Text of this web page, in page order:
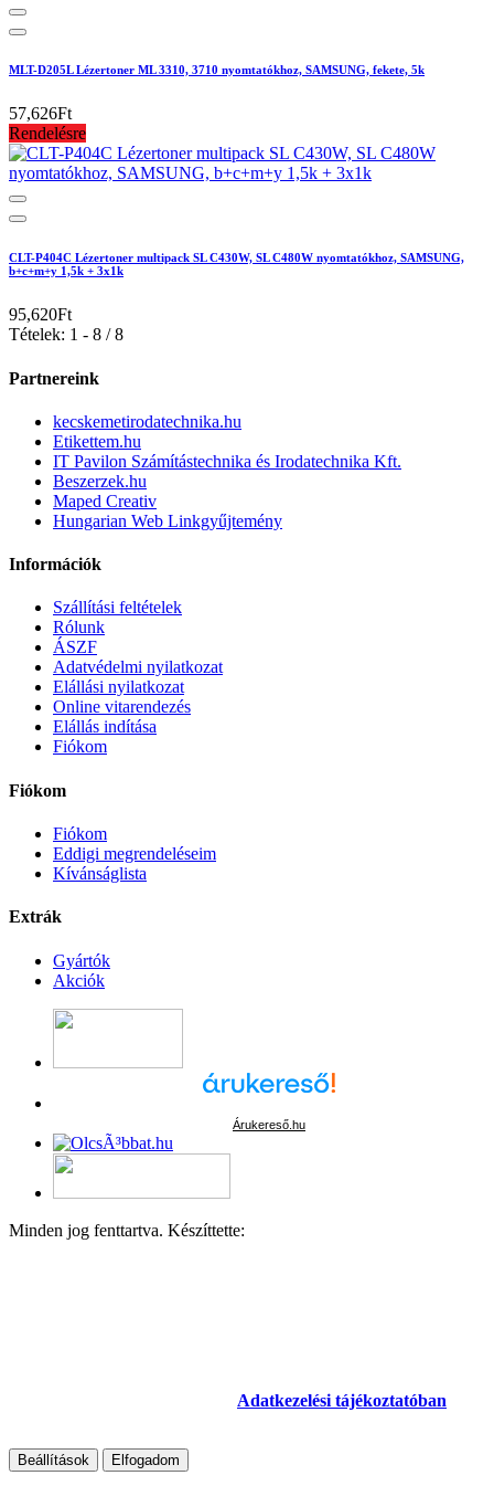
MLT-D205L Lézertoner ML 3310, 3710 nyomtatókhoz, SAMSUNG, fekete, 5k
57,626Ft
Rendelésre
CLT-P404C Lézertoner multipack SL C430W, SL C480W nyomtatókhoz, SAMSUNG,
b+c+m+y 1,5k + 3x1k
95,620Ft
Tételek: 1 - 8 / 8
Partnereink
kecskemetirodatechnika.hu
Etikettem.hu
IT Pavilon Számítástechnika és Irodatechnika Kft.
Beszerzek.hu
Maped Creativ
Hungarian Web Linkgyűjtemény
Információk
Szállítási feltételek
Rólunk
ÁSZF
Adatvédelmi nyilatkozat
Elállási nyilatkozat
Online vitarendezés
Elállás indítása
Fiókom
Fiókom
Fiókom
Eddigi megrendeléseim
Kívánságlista
Extrák
Gyártók
Akciók
Árukereső.hu
Minden jog fenttartva. Készíttette:
Adatkezelési tájékoztatóban
Beállítások Elfogadom